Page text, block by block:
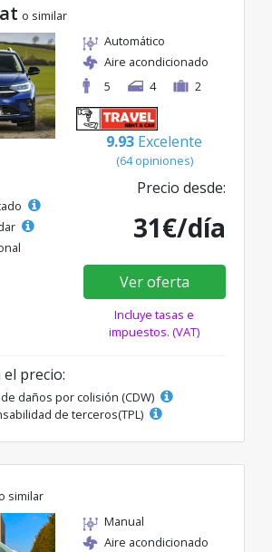
o similar
Automático
Aire acondicionado
5
4 2
9.93 Excelente
(64 opiniones)
Precio desde:
31€/día
Ver oferta
Incluye tasas e
impuestos. (VAT)
precio:
daños por colisión (CDW)
de terceros(TPL)
o similar
Manual
Aire acondicionado